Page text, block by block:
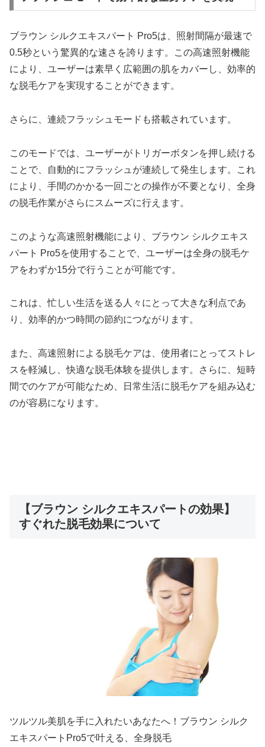
ブラウン シルクエキスパート Pro5は、照射間隔が最速で
0.5秒という驚異的な速さを誇ります。この高速照射機能
により、ユーザーは素早く広範囲の肌をカバーし、効率的
な脱毛ケアを実現することができます。
さらに、連続フラッシュモードも搭載されています。
このモードでは、ユーザーがトリガーボタンを押し続ける
ことで、自動的にフラッシュが連続して発生します。これ
により、手間のかかる一回ごとの操作が不要となり、全身
の脱毛作業がさらにスムーズに行えます。
このような高速照射機能により、ブラウン シルクエキス
パート Pro5を使用することで、ユーザーは全身の脱毛ケ
アをわずか15分で行うことが可能です。
これは、忙しい生活を送る人々にとって大きな利点であ
り、効率的かつ時間の節約につながります。
また、高速照射による脱毛ケアは、使用者にとってストレ
スを軽減し、快適な脱毛体験を提供します。さらに、短時
間でのケアが可能なため、日常生活に脱毛ケアを組み込む
のが容易になります。
【ブラウン シルクエキスパートの効果】
すぐれた脱毛効果について
ツルツル美肌を手に入れたいあなたへ！ブラウン シルク
エキスパートPro5で叶える、全身脱毛